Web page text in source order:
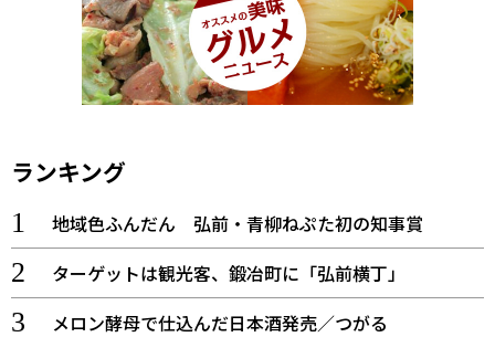
ランキング
地域色ふんだん 弘前・青柳ねぷた初の知事賞
ターゲットは観光客、鍛冶町に「弘前横丁」
メロン酵母で仕込んだ日本酒発売／つがる